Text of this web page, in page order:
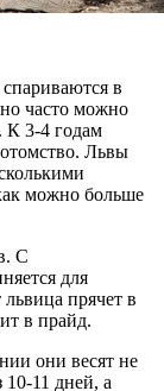
в
часто можно
К 3-4 годам
Львы
можно больше
С
для
прячет в
в прайд.
они весят не
11 дней, а